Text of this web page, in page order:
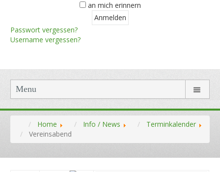
an mich erinnern
Passwort vergessen?
Username vergessen?
Menu
Home Info / News
Terminkalender
Vereinsabend